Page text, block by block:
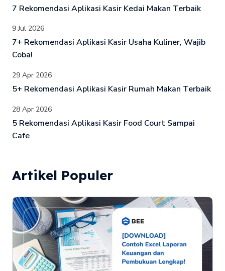
7 Rekomendasi Aplikasi Kasir Kedai Makan Terbaik
9 Jul 2026
7+ Rekomendasi Aplikasi Kasir Usaha Kuliner, Wajib
Coba!
29 Apr 2026
5+ Rekomendasi Aplikasi Kasir Rumah Makan Terbaik
28 Apr 2026
5 Rekomendasi Aplikasi Kasir Food Court Sampai
Cafe
Artikel Populer